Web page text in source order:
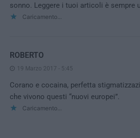
sonno. Leggere i tuoi articoli è sempre
Caricamento...
ROBERTO
19 Marzo 2017 - 5:45
Corano e cocaina, perfetta
che vivono questi “nuovi europei”.
Caricamento...